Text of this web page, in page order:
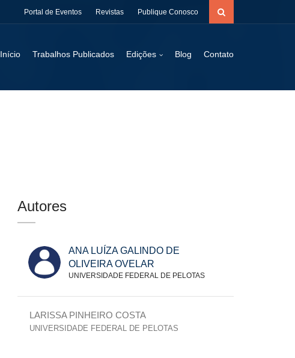
Portal de Eventos Revistas Publique Conosco
Início Trabalhos Publicados Edições Blog Contato
Autores
ANA LUÍZA GALINDO DE
OLIVEIRA OVELAR
UNIVERSIDADE FEDERAL DE PELOTAS
LARISSA PINHEIRO COSTA
UNIVERSIDADE FEDERAL DE PELOTAS